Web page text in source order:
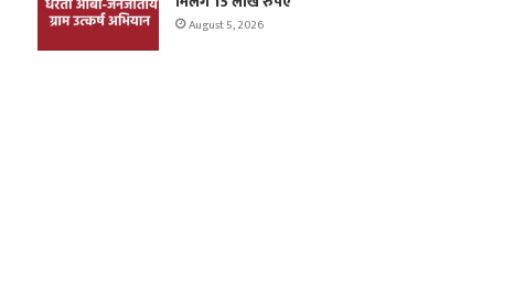
August 5, 2026